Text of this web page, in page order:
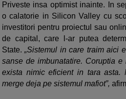
Priveste insa optimist inainte. In
o calatorie in Silicon Valley cu
investitori pentru proiectul sau
de capital, care l-ar putea
State.„Sistemul in care traim aici
sanse de imbunatatire. Coruptia
exista nimic eficient in tara asta.
merge deja pe sistemul mafiot”,